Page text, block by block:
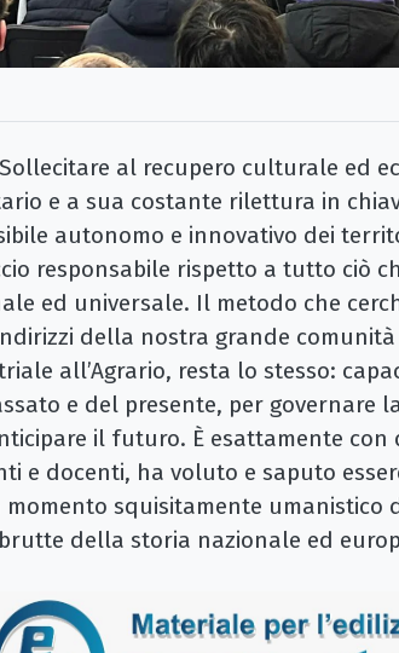
Sollecitare al recupero culturale ed
e a sua costante rilettura in
autonomo e innovativo dei
responsabile rispetto a tutto ciò
ed universale. Il metodo che
della nostra grande comunità
all’Agrario, resta lo stesso:
e del presente, per governare
il futuro. È esattamente con
e docenti, ha voluto e saputo
squisitamente umanistico
della storia nazionale ed